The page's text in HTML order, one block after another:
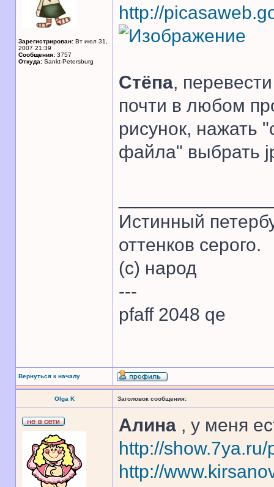
Зарегистрирован: Вт июл 31,
2007 21:39
Сообщения: 3757
Откуда: Sankt-Petersburg
http://
Стёпа,
почти в любом
рисунок, нажать
файла" выбрать
Истинный
оттенков серого.
(с) народ
---
pfaff 2048 qe
Вернуться к началу
Olga K Заголовок сообщения:
Алина , у меня
http://
http://